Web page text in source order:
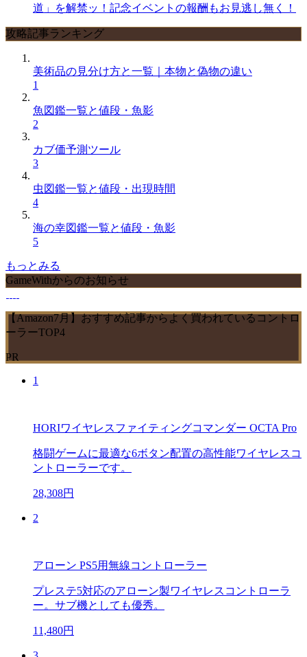
道」を解禁ッ！記念イベントの報酬もお見逃し無く！
攻略記事ランキング
美術品の見分け方と一覧｜本物と偽物の違い
1
魚図鑑一覧と値段・魚影
2
カブ価予測ツール
3
虫図鑑一覧と値段・出現時間
4
海の幸図鑑一覧と値段・魚影
5
もっとみる
GameWithからのお知らせ
【Amazon7月】おすすめ記事からよく買われているコントロ
ーラーTOP4
PR
1
HORIワイヤレスファイティングコマンダー OCTA Pro
格闘ゲームに最適な6ボタン配置の高性能ワイヤレスコ
ントローラーです。
28,308円
2
アローン PS5用無線コントローラー
プレステ5対応のアローン製ワイヤレスコントローラ
ー。サブ機としても優秀。
11,480円